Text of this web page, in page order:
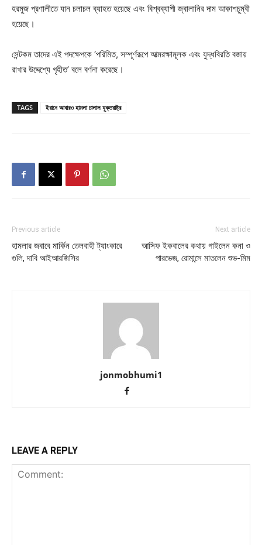
হরমুজ প্রণালীতে যান চলাচল ব্যাহত হয়েছে এবং বিশ্বব্যাপী জ্বালানির দাম আকাশচুম্বী
হয়েছে।
সেন্টকম তাদের এই পদক্ষেপকে ‘পরিমিত, সম্পূর্ণরূপে আত্মরক্ষামূলক এবং যুদ্ধবিরতি বজায়
রাখার উদ্দেশ্যে গৃহীত’ বলে বর্ণনা করেছে।
TAGS ইরানে আবারও হামলা চালাল যুক্তরাষ্ট্র
Previous article
হামলার জবাবে মার্কিন তেলবাহী ট্যাংকারে
গুলি, দাবি আইআরজিসির
Next article
আসিফ ইকবালের কথায় গাইলেন কনা ও
পারভেজ, রোমান্সে মাতলেন শুভ-মিম
jonmobhumi1
LEAVE A REPLY